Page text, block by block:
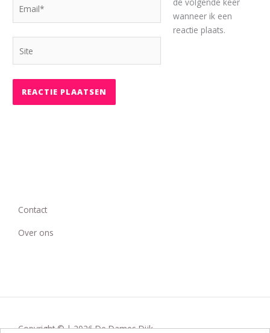
wanneer ik een
reactie plaats.
Contact
Over ons
Copyright © | 2026 De Dames Dijk